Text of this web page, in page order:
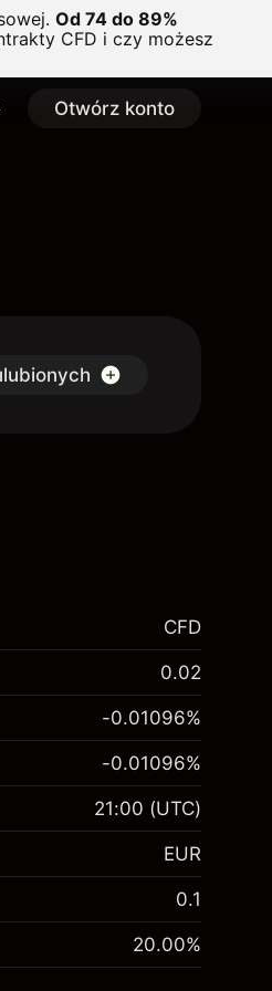
Od 74 do 89%
CFD i czy możesz
Otwórz konto
CFD
0.02
-0.01096%
-0.01096%
21:00 (UTC)
EUR
0.1
20.00%